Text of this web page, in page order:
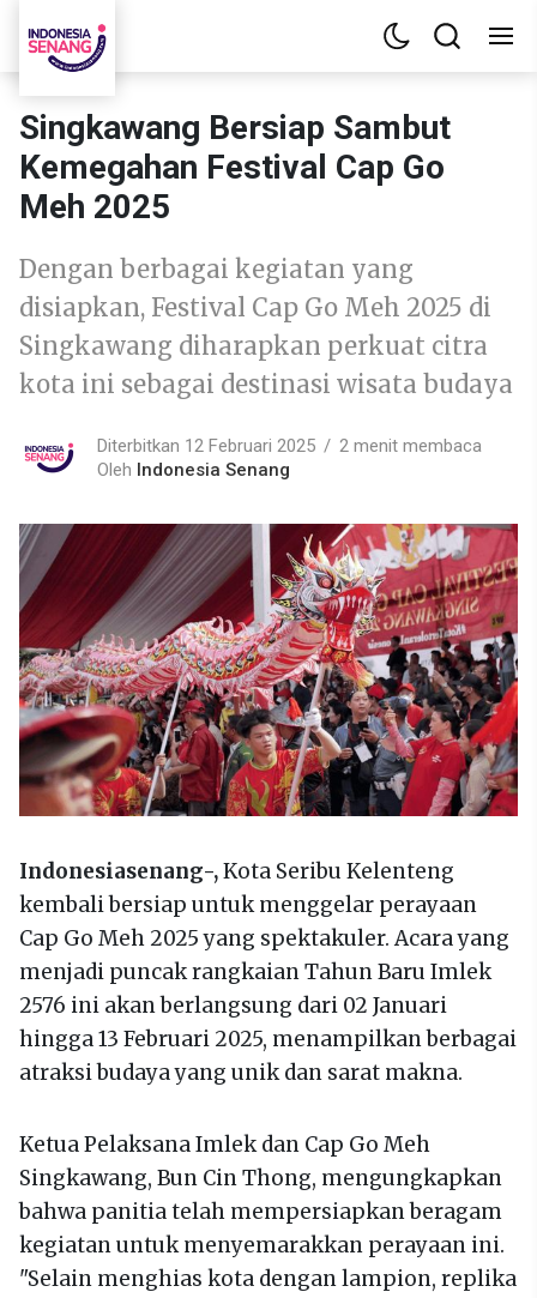
Singkawang Bersiap Sambut
Kemegahan Festival Cap Go
Meh 2025
Dengan berbagai kegiatan yang
disiapkan, Festival Cap Go Meh 2025 di
Singkawang diharapkan perkuat citra
kota ini sebagai destinasi wisata budaya
Diterbitkan 12 Februari 2025
2 menit membaca
Oleh Indonesia Senang
Indonesiasenang-,Kota Seribu Kelenteng
kembali bersiap untuk menggelar perayaan
Cap Go Meh 2025 yang spektakuler. Acara yang
menjadi puncak rangkaian Tahun Baru Imlek
2576 ini akan berlangsung dari 02 Januari
hingga 13 Februari 2025, menampilkan berbagai
atraksi budaya yang unik dan sarat makna.
Ketua Pelaksana Imlek dan Cap Go Meh
Singkawang, Bun Cin Thong, mengungkapkan
bahwa panitia telah mempersiapkan beragam
kegiatan untuk menyemarakkan perayaan ini.
"Selain menghias kota dengan lampion, replika